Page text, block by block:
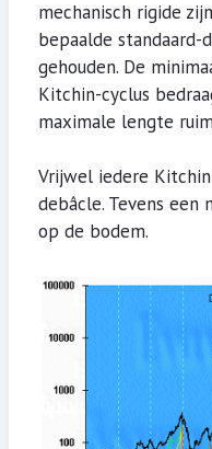
mechanisch rigide
bepaalde
gehouden. De
Kitchin-cyclus
maximale lengte
Vrijwel iedere
debâcle. Tevens
op de bodem.